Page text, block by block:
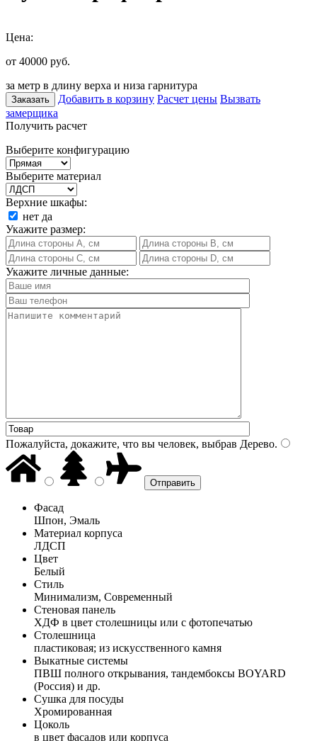
Цена:
от 40000 руб.
за метр в длину верха и низа гарнитура
Заказать Добавить в корзину Расчет цены Вызвать
замерщика
Получить расчет
Выберите конфигурацию
Выберите материал
Верхние шкафы:
нет да
Укажите размер:
Укажите личные данные:
Пожалуйста, докажите, что вы человек, выбрав Дерево.
Фасад
Шпон, Эмаль
Материал корпуса
ЛДСП
Цвет
Белый
Стиль
Минимализм, Современный
Стеновая панель
ХДФ в цвет столешницы или с фотопечатью
Столешница
пластиковая; из искусственного камня
Выкатные системы
ПВШ полного открывания, тандембоксы BOYARD
(Россия) и др.
Сушка для посуды
Хромированная
Цоколь
в цвет фасадов или корпуса